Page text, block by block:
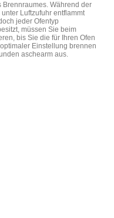
Brennraumes. Während der
Luftzufuhr entflammt
jeder Ofentyp
müssen Sie beim
bis Sie die für Ihren Ofen
Einstellung brennen
aschearm aus.